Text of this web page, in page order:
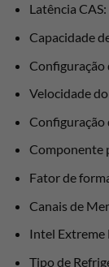
Latência CAS:
Capacidade
Configuração
Velocidade
Componente
Fator de
Canais de
Intel Extreme
Tipo de